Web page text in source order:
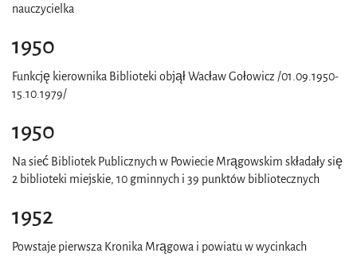
nauczycielka
1950
Funkcję kierownika Biblioteki objął Wacław Gołowicz /01.09.1950-
15.10.1979/
1950
Na sieć Bibliotek Publicznych w Powiecie Mrągowskim składały się
2 biblioteki miejskie, 10 gminnych i 39 punktów bibliotecznych
1952
Powstaje pierwsza Kronika Mrągowa i powiatu w wycinkach